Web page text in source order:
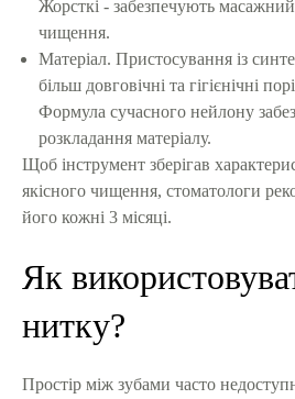
Жорсткі - забезпечують
чищення.
Матеріал. Пристосування із
більш довговічні та гігієнічні
Формула сучасного нейлону
розкладання матеріалу.
Щоб інструмент зберігав
якісного чищення, стоматологи
його кожні 3 місяці.
Як
нитку?
Простір між зубами часто